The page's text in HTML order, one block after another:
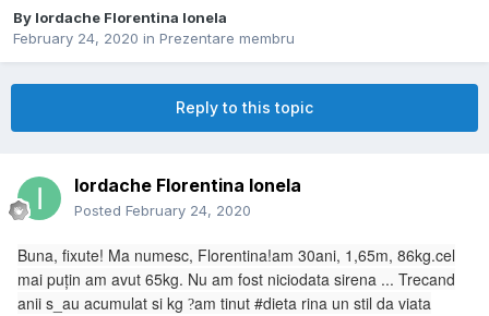
By Iordache Florentina Ionela
February 24, 2020 in Prezentare membru
Reply to this topic
Iordache Florentina Ionela
Posted February 24, 2020
Buna, fixute! Ma numesc, Florentina!am 30ani, 1,65m, 86kg.cel
mai puțin am avut 65kg. Nu am fost niciodata sirena ... Trecand
anii s_au acumulat si kg ?am tinut #dieta rina un stil da viata